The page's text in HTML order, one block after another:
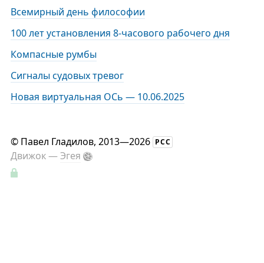
Всемирный день философии
100 лет установления 8-часового рабочего дня
Компасные румбы
Сигналы судовых тревог
Новая виртуальная ОСь — 10.06.2025
© Павел Гладилов, 2013—2026 РСС
Движок —Эгея